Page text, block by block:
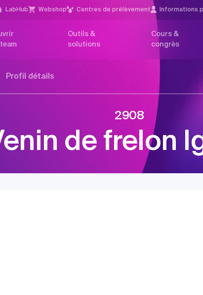
LabHub Webshop Centres de prélèvement Infor­mations
Outils &
solutions
Cours &
congrès
Profil détails
2908
de frelon